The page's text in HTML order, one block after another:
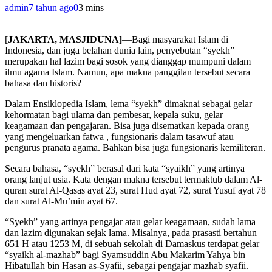
admin7 tahun ago03 mins
[JAKARTA, MASJIDUNA]—Bagi masyarakat Islam di
Indonesia, dan juga belahan dunia lain, penyebutan “syekh”
merupakan hal lazim bagi sosok yang dianggap mumpuni dalam
ilmu agama Islam. Namun, apa makna panggilan tersebut secara
bahasa dan historis?
Dalam Ensiklopedia Islam, lema “syekh” dimaknai sebagai gelar
kehormatan bagi ulama dan pembesar, kepala suku, gelar
keagamaan dan pengajaran. Bisa juga disematkan kepada orang
yang mengeluarkan fatwa , fungsionaris dalam tasawuf atau
pengurus pranata agama. Bahkan bisa juga fungsionaris kemiliteran.
Secara bahasa, “syekh” berasal dari kata “syaikh” yang artinya
orang lanjut usia. Kata dengan makna tersebut termaktub dalam Al-
quran surat Al-Qasas ayat 23, surat Hud ayat 72, surat Yusuf ayat 78
dan surat Al-Mu’min ayat 67.
“Syekh” yang artinya pengajar atau gelar keagamaan, sudah lama
dan lazim digunakan sejak lama. Misalnya, pada prasasti bertahun
651 H atau 1253 M, di sebuah sekolah di Damaskus terdapat gelar
“syaikh al-mazhab” bagi Syamsuddin Abu Makarim Yahya bin
Hibatullah bin Hasan as-Syafii, sebagai pengajar mazhab syafii.